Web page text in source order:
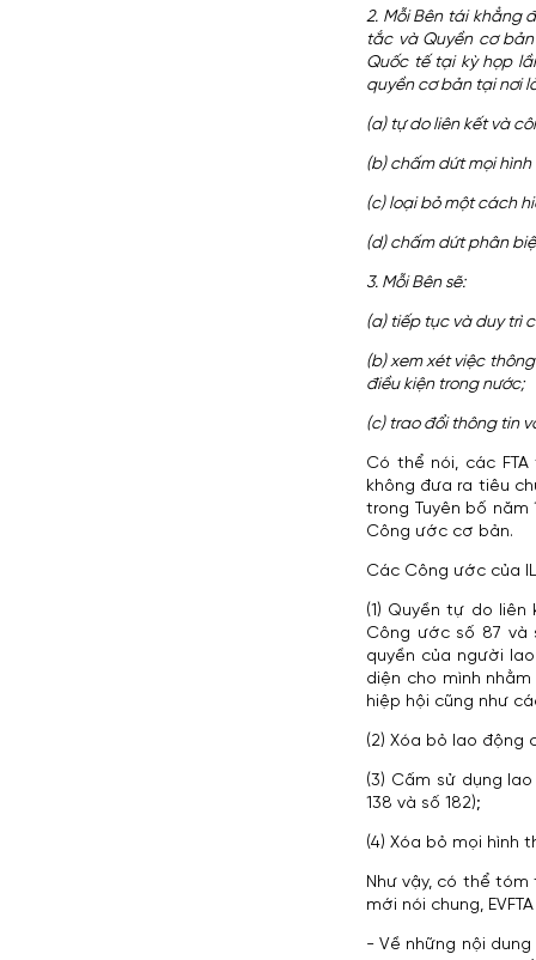
2. Mỗi Bên tái khẳng
tắc và Quyền cơ
Quốc tế tại kỳ họp
quyền cơ bản tại nơi
(a) tự do liên kết và
(b) chấm dứt mọi
(c) loại bỏ một cách
(d) chấm dứt phân
3. Mỗi Bên sẽ:
(a) tiếp tục và duy trì
(b) xem xét việc
điều kiện trong nước;
(c) trao đổi thông tin
Có thể nói, các
không đưa ra tiêu
trong Tuyên bố năm
Công ước cơ bản.
Các Công ước của
(1) Quyền tự do
Công ước số 87
quyền của người
diện cho mình
hiệp hội cũng như
(2) Xóa bỏ lao động
(3) Cấm sử dụng
138 và số 182);
(4) Xóa bỏ mọi hình
Như vậy, có thể
mới nói chung,
- Về những nội